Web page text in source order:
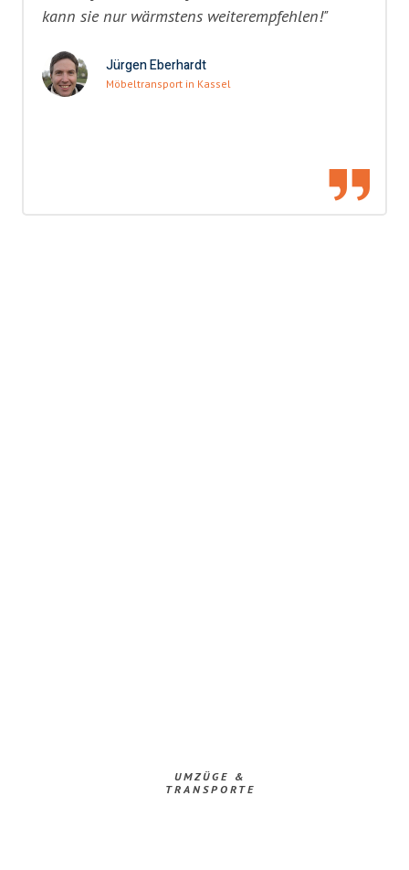
kann sie nur wärmstens weiterempfehlen!"
Jürgen Eberhardt
Möbeltransport in Kassel
UMZÜGE &
TRANSPORTE